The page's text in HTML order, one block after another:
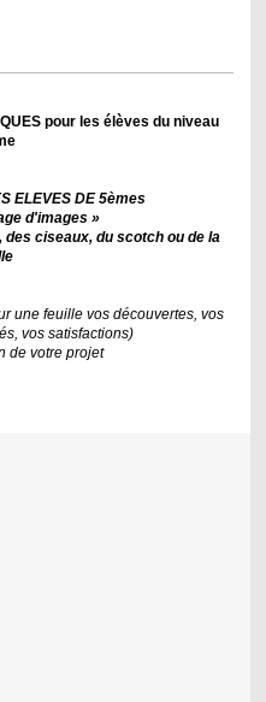
pour les élèves du niveau
ELEVES DE 5èmes
d'images »
ciseaux, du scotch ou de la
une feuille vos découvertes, vos
vos satisfactions)
de votre projet